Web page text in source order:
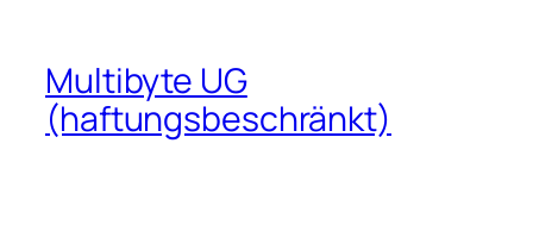
Multibyte UG
(haftungsbeschränkt)